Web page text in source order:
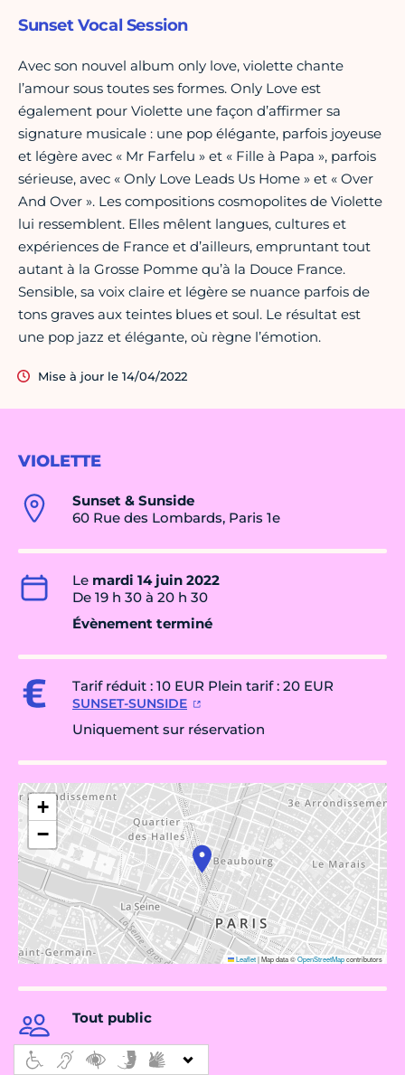
VIOLETTE
Sunset & Sunside
60 Rue des Lombards, Paris 1e
Le mardi 14 juin 2022
De 19 h 30 à 20 h 30
Évènement terminé
Tarif réduit : 10 EUR Plein tarif : 20 EUR
SUNSET-SUNSIDE
Uniquement sur réservation
+
−
Leaflet|Map data ©OpenStreetMapcontributors
Tout public
Sunset Vocal Session
Avec son nouvel album only love, violette chante
l’amour sous toutes ses formes. Only Love est
également pour Violette une façon d’affirmer sa
signature musicale : une pop élégante, parfois joyeuse
et légère avec « Mr Farfelu » et « Fille à Papa », parfois
sérieuse, avec « Only Love Leads Us Home » et « Over
And Over ». Les compositions cosmopolites de Violette
lui ressemblent. Elles mêlent langues, cultures et
expériences de France et d’ailleurs, empruntant tout
autant à la Grosse Pomme qu’à la Douce France.
Sensible, sa voix claire et légère se nuance parfois de
tons graves aux teintes blues et soul. Le résultat est
une pop jazz et élégante, où règne l’émotion.
Mise à jour le 14/04/2022